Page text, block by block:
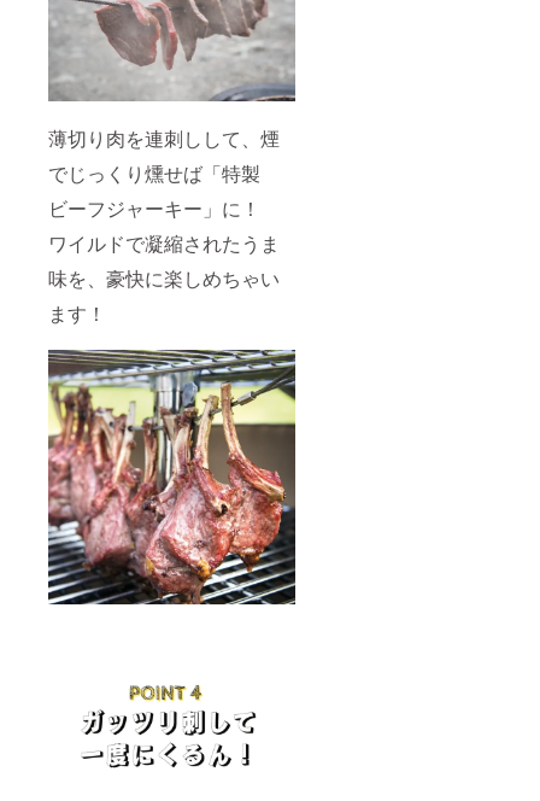
薄切り肉を連刺しして、煙
でじっくり燻せば「特製
ビーフジャーキー」に！
ワイルドで凝縮されたうま
味を、豪快に楽しめちゃい
ます！